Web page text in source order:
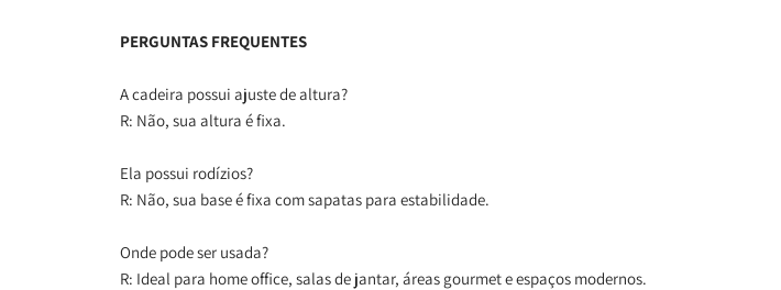
PERGUNTAS FREQUENTES
A cadeira possui ajuste de altura?
R: Não, sua altura é fixa.
Ela possui rodízios?
R: Não, sua base é fixa com sapatas para estabilidade.
Onde pode ser usada?
R: Ideal para home office, salas de jantar, áreas gourmet e espaços modernos.